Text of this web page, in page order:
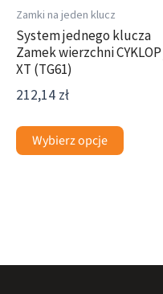
Zamki na jeden klucz
System jednego klucza
Zamek wierzchni CYKLOP
XT (TG61)
212,14 zł
Wybierz opcje
wybrać
na
stronie
produktu